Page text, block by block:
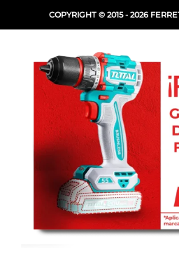
COPYRIGHT © 2015 - 2026